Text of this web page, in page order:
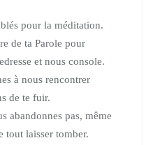
pour la méditation.
de ta Parole pour
et nous console.
à nous rencontrer
de te fuir.
abandonnes pas, même
tout laisser tomber.